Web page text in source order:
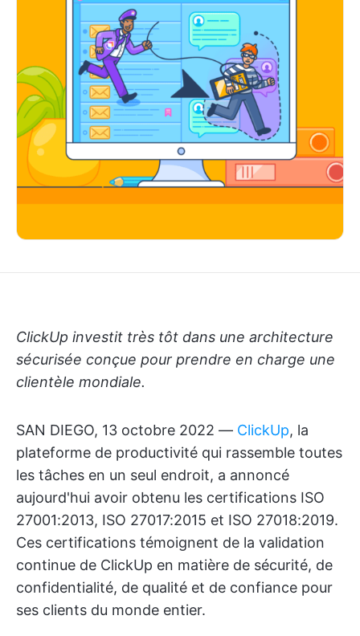
ClickUp investit très tôt dans une architecture
sécurisée conçue pour prendre en charge une
clientèle mondiale.
SAN DIEGO, 13 octobre 2022 — ClickUp, la
plateforme de productivité qui rassemble toutes
les tâches en un seul endroit, a annoncé
aujourd'hui avoir obtenu les certifications ISO
27001:2013, ISO 27017:2015 et ISO 27018:2019.
Ces certifications témoignent de la validation
continue de ClickUp en matière de sécurité, de
confidentialité, de qualité et de confiance pour
ses clients du monde entier.